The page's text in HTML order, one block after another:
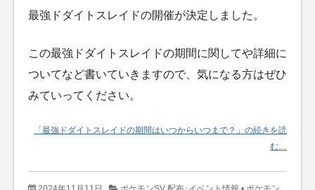
最強ドダイトスレイドの開催が決定しました。
この最強ドダイトスレイドの期間に関してや詳細に
ついてなど書いていきますので、気になる方はぜひ
みていってください。
「最強ドダイトスレイドの期間はいつからいつまで？」の続きを読
む…